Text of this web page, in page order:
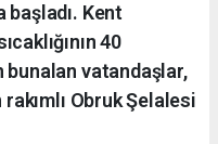
başladı. Kent
40
bunalan vatandaşlar,
Obruk Şelalesi